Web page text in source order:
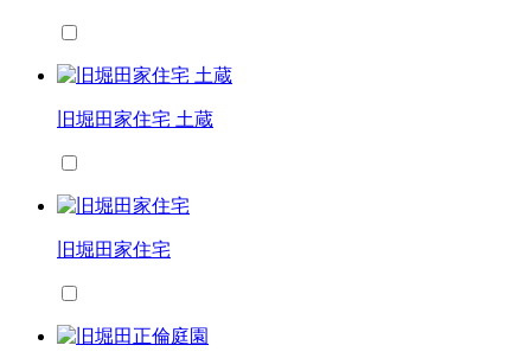
旧堀田家住宅 土蔵
旧堀田家住宅